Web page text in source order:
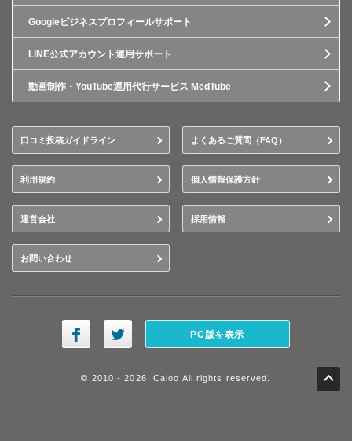
Googleビジネスプロフィールサポート
LINE公式アカウント運用サポート
動画制作・YouTube運用代行サービス MedTube
口コミ投稿ガイドライン よくあるご質問（FAQ）
利用規約 個人情報保護方針
運営会社 採用情報
お問い合わせ
PC版を表示
© 2010 - 2026, Caloo All rights reserved.